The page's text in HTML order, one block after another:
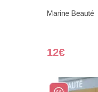
Marine Beauté
12€